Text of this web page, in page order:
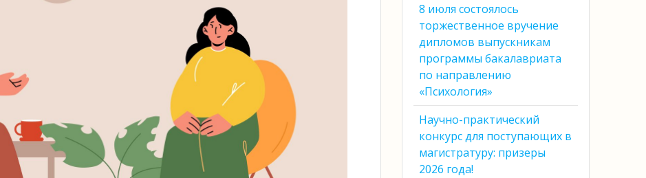
8 июля состоялось
торжественное вручение
дипломов выпускникам
программы бакалавриата
по направлению
«Психология»
Научно-практический
конкурс для поступающих в
магистратуру: призеры
2026 года!